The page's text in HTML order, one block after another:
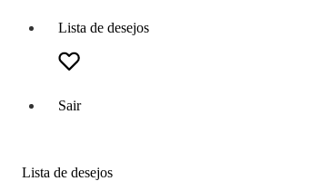
Lista de desejos
Sair
Lista de desejos